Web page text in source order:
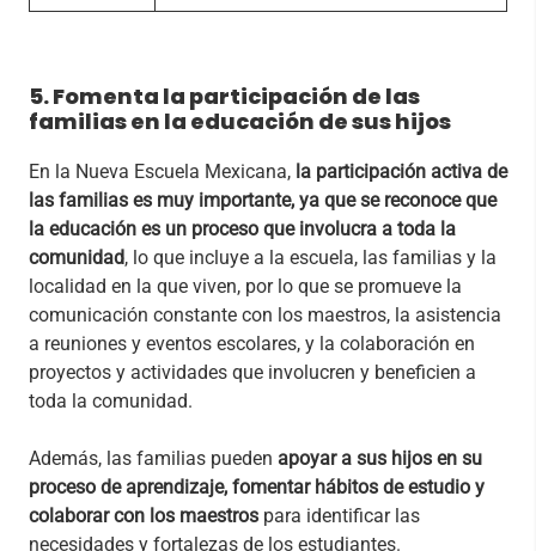
5. Fomenta la participación de las
familias en la educación de sus hijos
En la Nueva Escuela Mexicana, la participación activa de
las familias es muy importante, ya que se reconoce que
la educación es un proceso que involucra a toda la
comunidad, lo que incluye a la escuela, las familias y la
localidad en la que viven, por lo que se promueve la
comunicación constante con los maestros, la asistencia
a reuniones y eventos escolares, y la colaboración en
proyectos y actividades que involucren y beneficien a
toda la comunidad.
Además, las familias pueden apoyar a sus hijos en su
proceso de aprendizaje, fomentar hábitos de estudio y
colaborar con los maestros para identificar las
necesidades y fortalezas de los estudiantes.